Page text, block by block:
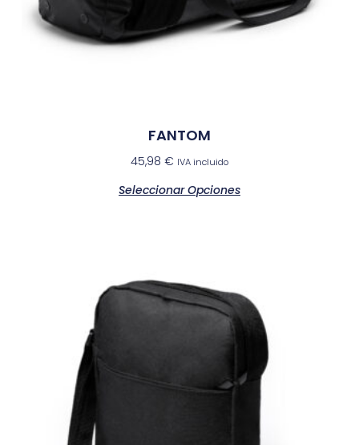
FANTOM
45,98 € IVA incluido
Seleccionar Opciones